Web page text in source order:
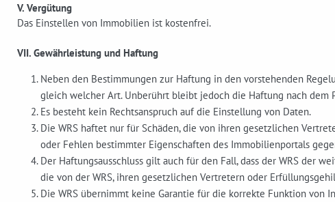
V. Vergütung
Das Einstellen von Immobilien ist kostenfrei.
VII. Gewährleistung und Haftung
Neben den Bestimmungen zur Haftung in den vorstehenden
gleich welcher Art. Unberührt bleibt jedoch die Haftung nach dem
Es besteht kein Rechtsanspruch auf die Einstellung von Daten.
Die WRS haftet nur für Schäden, die von ihren gesetzlichen
oder Fehlen bestimmter Eigenschaften des Immobilienportals
Der Haftungsausschluss gilt auch für den Fall, dass der WRS der
die von der WRS, ihren gesetzlichen Vertretern oder
Die WRS übernimmt keine Garantie für die korrekte Funktion von